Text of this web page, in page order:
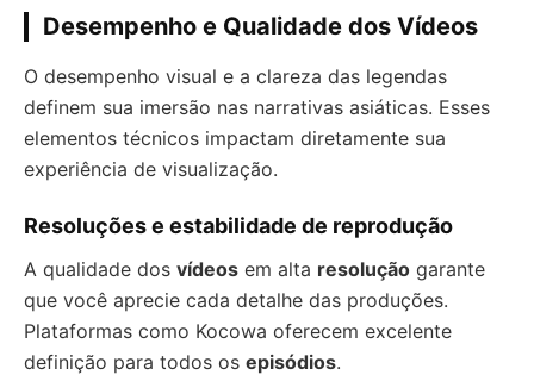
Desempenho e Qualidade dos Vídeos
O desempenho visual e a clareza das legendas
definem sua imersão nas narrativas asiáticas. Esses
elementos técnicos impactam diretamente sua
experiência de visualização.
Resoluções e estabilidade de reprodução
A qualidade dos vídeos em alta resolução garante
que você aprecie cada detalhe das produções.
Plataformas como Kocowa oferecem excelente
definição para todos os episódios.